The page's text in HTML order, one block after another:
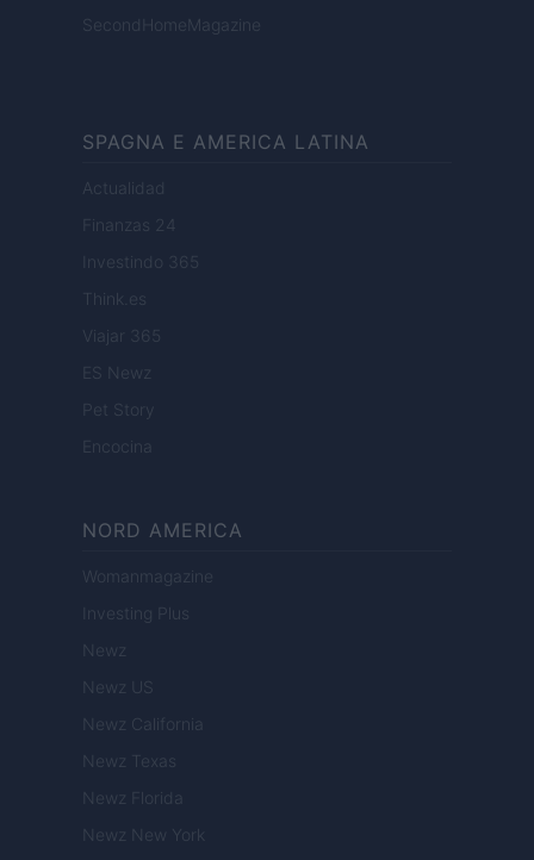
SecondHomeMagazine
SPAGNA E AMERICA LATINA
Actualidad
Finanzas 24
Investindo 365
Think.es
Viajar 365
ES Newz
Pet Story
Encocina
NORD AMERICA
Womanmagazine
Investing Plus
Newz
Newz US
Newz California
Newz Texas
Newz Florida
Newz New York